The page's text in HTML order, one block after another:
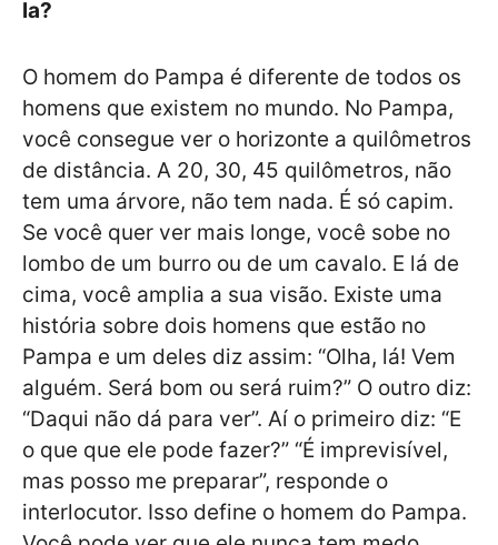
la?
O homem do Pampa é diferente de todos os
homens que existem no mundo. No Pampa,
você consegue ver o horizonte a quilômetros
de distância. A 20, 30, 45 quilômetros, não
tem uma árvore, não tem nada. É só capim.
Se você quer ver mais longe, você sobe no
lombo de um burro ou de um cavalo. E lá de
cima, você amplia a sua visão. Existe uma
história sobre dois homens que estão no
Pampa e um deles diz assim: “Olha, lá! Vem
alguém. Será bom ou será ruim?” O outro diz:
“Daqui não dá para ver”. Aí o primeiro diz: “E
o que que ele pode fazer?” “É imprevisível,
mas posso me preparar”, responde o
interlocutor. Isso define o homem do Pampa.